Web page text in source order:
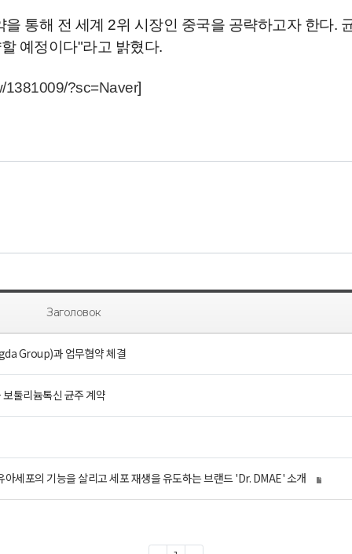
통해 전 세계 2위 시장인 중국을 공략하고자 한다.
예정이다"라고 밝혔다.
1381009/?sc=Naver]
Заголовок
Group)과 업무협약 체결
툴리늄톡신 균주 계약
포의 기능을 살리고 세포 재생을 유도하는 브랜드 'Dr. DMAE' 소개